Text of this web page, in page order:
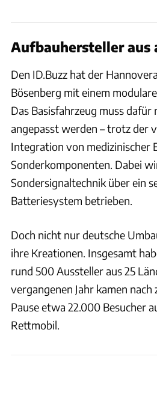
Aufbauhersteller aus
Den ID.Buzz hat der
Bösenberg mit einem
Das Basisfahrzeug muss dafür
angepasst werden – trotz der
Integration von medizinischer
Sonderkomponenten. Dabei
Sondersignaltechnik über ein
Batteriesystem betrieben.
Doch nicht nur deutsche
ihre Kreationen. Insgesamt
rund 500 Aussteller aus 25
vergangenen Jahr kamen
Pause etwa 22.000 Besucher
Rettmobil.